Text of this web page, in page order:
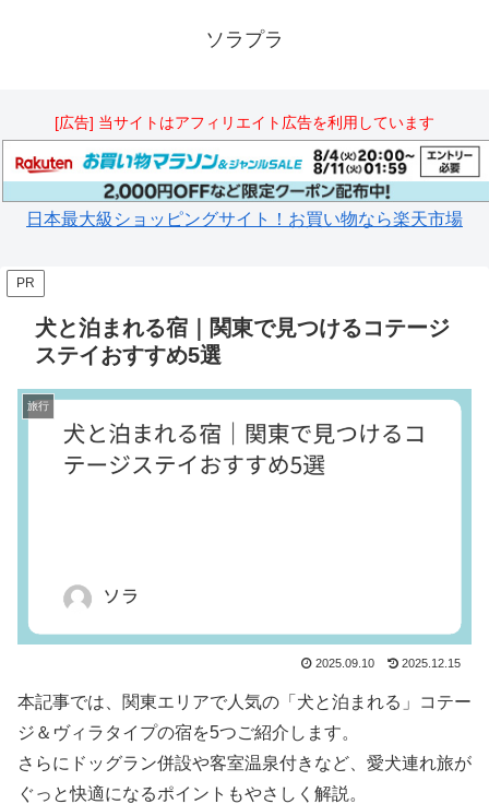
ソラプラ
[広告] 当サイトはアフィリエイト広告を利用しています
日本最大級ショッピングサイト！お買い物なら楽天市場
PR
犬と泊まれる宿｜関東で見つけるコテージ
ステイおすすめ5選
旅行
2025.09.10 2025.12.15
本記事では、関東エリアで人気の「犬と泊まれる」コテー
ジ＆ヴィラタイプの宿を5つご紹介します。
さらにドッグラン併設や客室温泉付きなど、愛犬連れ旅が
ぐっと快適になるポイントもやさしく解説。